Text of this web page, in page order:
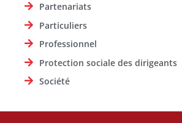
Partenariats
Particuliers
Professionnel
Protection sociale des dirigeants
Société